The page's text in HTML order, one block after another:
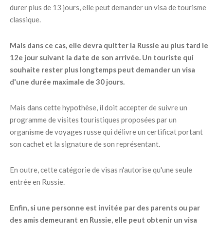
durer plus de 13 jours, elle peut demander un visa de tourisme
classique.
Mais dans ce cas, elle devra quitter la Russie au plus tard le
12e jour suivant la date de son arrivée. Un touriste qui
souhaite rester plus longtemps peut demander un visa
d'une durée maximale de 30 jours.
Mais dans cette hypothèse, il doit accepter de suivre un
programme de visites touristiques proposées par un
organisme de voyages russe qui délivre un certificat portant
son cachet et la signature de son représentant.
En outre, cette catégorie de visas n'autorise qu'une seule
entrée en Russie.
Enfin, si une personne est invitée par des parents ou par
des amis demeurant en Russie, elle peut obtenir un visa